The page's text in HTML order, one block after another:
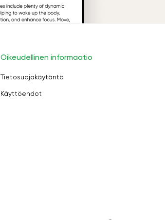
Oikeudellinen informaatio
Tietosuojakäytäntö
Käyttöehdot